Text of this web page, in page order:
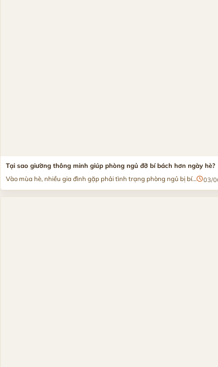
Tại sao giường thông minh giúp phòng ngủ đỡ bí bách hơn ngày hè?
Vào mùa hè, nhiều gia đình gặp phải tình trạng phòng ngủ bị bí...
03/